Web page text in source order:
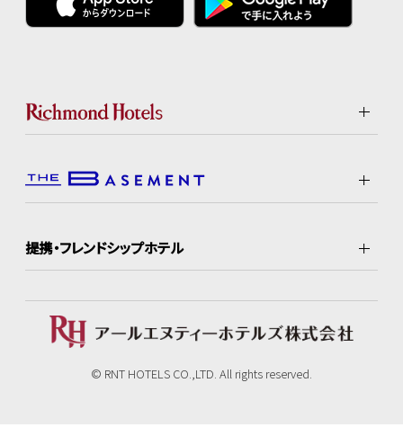
提携・フレンドシップホテル
© RNT HOTELS CO.,LTD. All rights reserved.